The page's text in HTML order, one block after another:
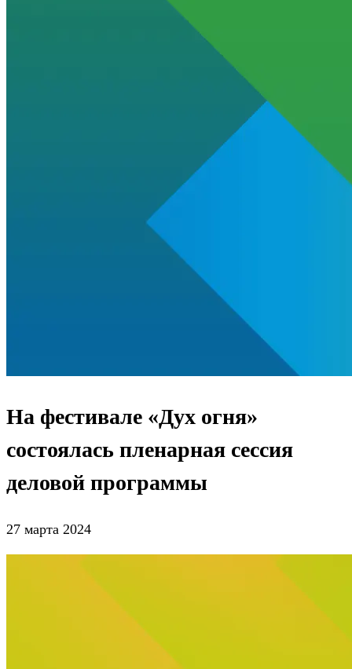
На фестивале «Дух огня»
состоялась пленарная сессия
деловой программы
27 марта 2024